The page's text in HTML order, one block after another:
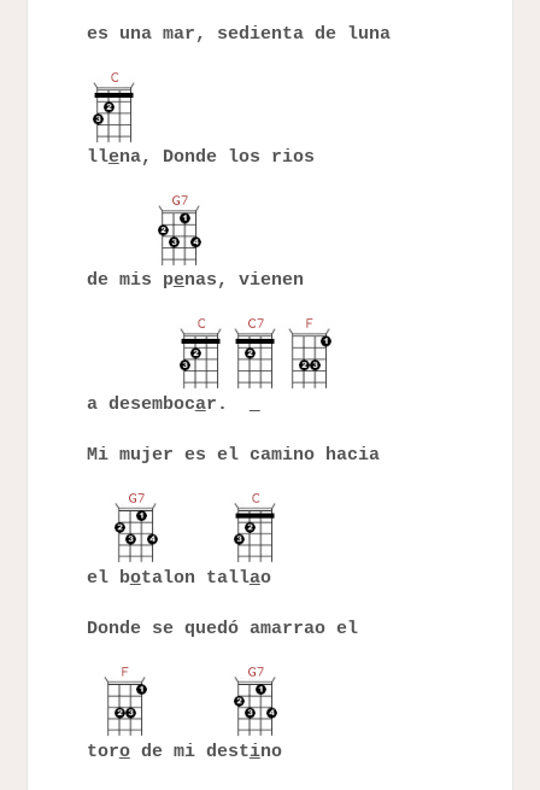
es una mar, sedienta de luna
llena, Donde los rios
de mis penas, vienen
a desembocar.
Mi mujer es el camino hacia
el botalon tallao
Donde se quedó amarrao el
torode mi destino